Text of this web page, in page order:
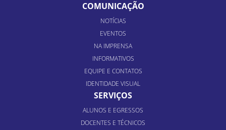
COMUNICAÇÃO
NOTÍCIAS
EVENTOS
NA IMPRENSA
INFORMATIVOS
EQUIPE E CONTATOS
IDENTIDADE VISUAL
SERVIÇOS
ALUNOS E EGRESSOS
DOCENTES E TÉCNICOS